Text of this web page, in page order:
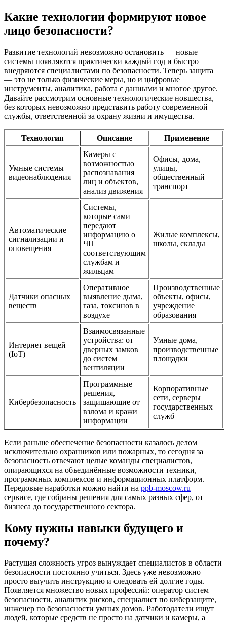
Какие технологии формируют новое
лицо безопасности?
Развитие технологий невозможно остановить — новые
системы появляются практически каждый год и быстро
внедряются специалистами по безопасности. Теперь защита
— это не только физические меры, но и цифровые
инструменты, аналитика, работа с данными и многое другое.
Давайте рассмотрим основные технологические новшества,
без которых невозможно представить работу современной
службы, ответственной за охрану жизни и имущества.
Технология Описание Применение
Умные системы
видеонаблюдения
Камеры с
возможностью
распознавания
лиц и объектов,
анализ движения
Офисы, дома,
улицы,
общественный
транспорт
Автоматические
сигнализации и
оповещения
Системы,
которые сами
передают
информацию о
ЧП
соответствующим
службам и
жильцам
Жилые комплексы,
школы, склады
Датчики опасных
веществ
Оперативное
выявление дыма,
газа, токсинов в
воздухе
Производственные
объекты, офисы,
учреждение
образования
Интернет вещей
(IoT)
Взаимосвязанные
устройства: от
дверных замков
до систем
вентиляции
Умные дома,
производственные
площадки
Кибербезопасность
Программные
решения,
защищающие от
взлома и кражи
информации
Корпоративные
сети, серверы
государственных
служб
Если раньше обеспечение безопасности казалось делом
исключительно охранников или пожарных, то сегодня за
безопасность отвечают целые команды специалистов,
опирающихся на объединённые возможности техники,
программных комплексов и информационных платформ.
Передовые наработки можно найти на ppb-moscow.ru –
сервисе, где собраны решения для самых разных сфер, от
бизнеса до государственного сектора.
Кому нужны навыки будущего и
почему?
Растущая сложность угроз вынуждает специалистов в области
безопасности постоянно учиться. Здесь уже невозможно
просто выучить инструкцию и следовать ей долгие годы.
Появляется множество новых профессий: оператор систем
безопасности, аналитик рисков, специалист по киберзащите,
инженер по безопасности умных домов. Работодатели ищут
людей, которые средств не просто на датчики и камеры, а